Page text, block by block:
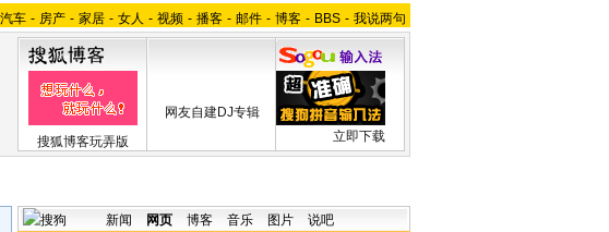
汽车 - 房产 - 家居 - 女人 - 视频 - 播客 - 邮件 - 博客 - BBS - 我说两句
搜狐博客玩弄版
网友自建DJ专辑
立即下载
新闻 网页 博客 音乐 图片 说吧